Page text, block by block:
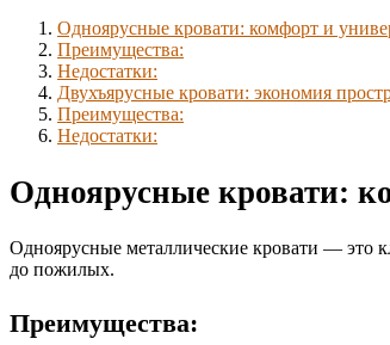
Одноярусные кровати: комфорт и
Преимущества:
Недостатки:
Двухъярусные кровати: экономия
Преимущества:
Недостатки:
Одноярусные кровати:
Одноярусные металлические кровати — это
до пожилых.
Преимущества: